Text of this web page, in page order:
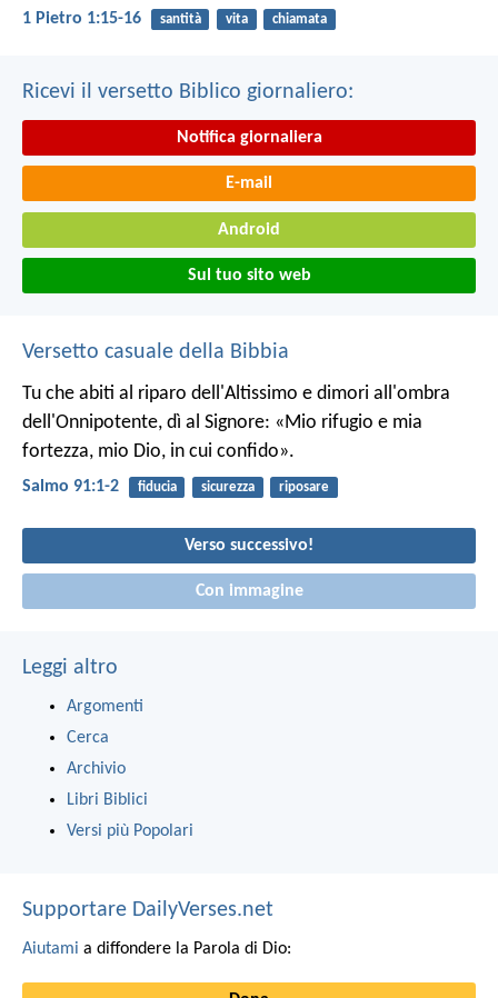
1 Pietro 1:15-16 santità vita chiamata
Ricevi il versetto Biblico giornaliero:
Notifica giornaliera
E-mail
Android
Sul tuo sito web
Versetto casuale della Bibbia
Tu che abiti al riparo dell'Altissimo e dimori all'ombra
dell'Onnipotente, dì al Signore: «Mio rifugio e mia
fortezza, mio Dio, in cui confido».
Salmo 91:1-2 fiducia sicurezza riposare
Verso successivo!
Con immagine
Leggi altro
Argomenti
Cerca
Archivio
Libri Biblici
Versi più Popolari
Supportare DailyVerses.net
Aiutami a diffondere la Parola di Dio: